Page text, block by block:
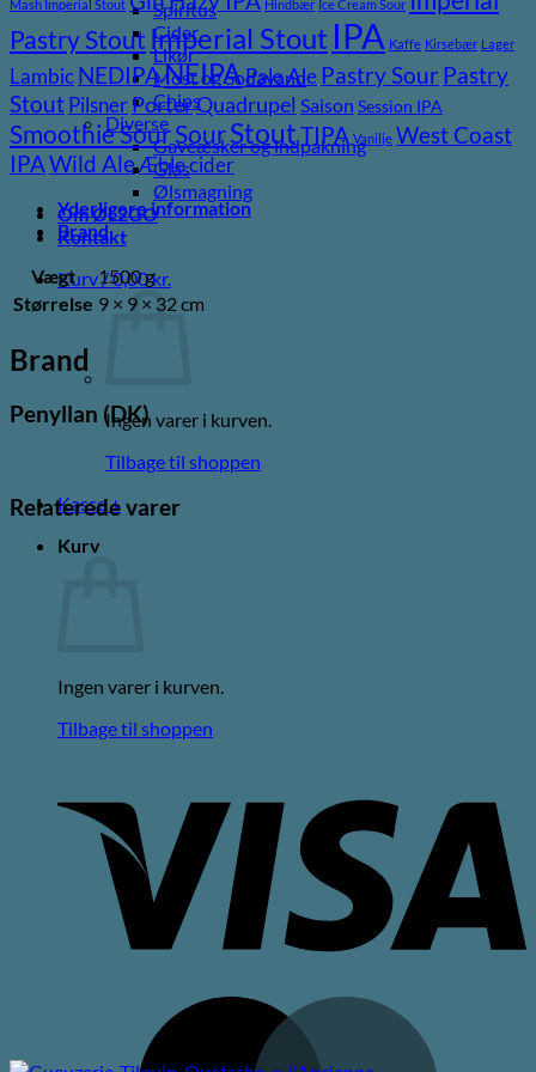
Spiritus
Cider
Likør
Most og Sodavand
Chips
Diverse
Gaveæsker og indpakning
Glas
Ølsmagning
Om ØL2GO
Kontakt
Kurv /0,00kr.
Ingen varer i kurven.
Tilbage til shoppen
Kasse+
Kurv
Ingen varer i kurven.
Tilbage til shoppen
Mash Imperial Stout
Hindbær Ice Cream Sour
Pastry Stout Imperial Stout IPA Kaffe Kirsebær Lager
LambicNEDIPANEIPAPale Ale Pastry Sour Pastry
StoutPilsnerPorterQuadrupel Saison Session IPA
Smoothie SourSourStoutTIPA Vanilje West Coast
IPAWild AleÆble cider
Yderligere information
Brand
Vægt
1500 g
Størrelse 9 × 9 × 32 cm
Brand
Penyllan (DK)
Relaterede varer